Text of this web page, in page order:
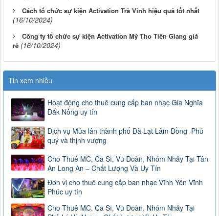
Cách tổ chức sự kiện Activation Trà Vinh hiệu quả tốt nhất
(16/10/2024)
Công ty tổ chức sự kiện Activation Mỹ Tho Tiền Giang giá
rẻ (16/10/2024)
Tin xem nhiều
Hoạt động cho thuê cung cấp ban nhạc Gia Nghĩa
Đắk Nông uy tín
Dịch vụ Múa lân thành phố Đà Lạt Lâm Đồng–Phú
quý và thịnh vượng
Cho Thuê MC, Ca Sĩ, Vũ Đoàn, Nhóm Nhảy Tại Tân
An Long An – Chất Lượng Và Uy Tín
Đơn vị cho thuê cung cấp ban nhạc Vĩnh Yên Vĩnh
Phúc uy tín
Cho Thuê MC, Ca Sĩ, Vũ Đoàn, Nhóm Nhảy Tại